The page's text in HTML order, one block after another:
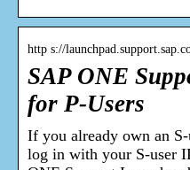
http s://
SAP ONE
for P-Users
If you already own an
log in with your S-user